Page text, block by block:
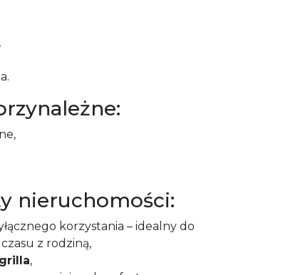
nieruchomości:
korzystania – idealny do
z rodziną,
,